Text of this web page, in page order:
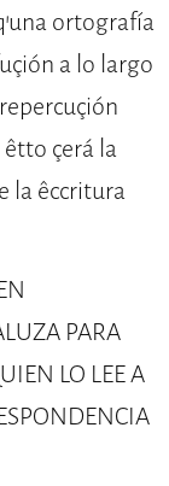
ortografía
a lo largo
çerá la
la êccritura
PARA
LO LEE A